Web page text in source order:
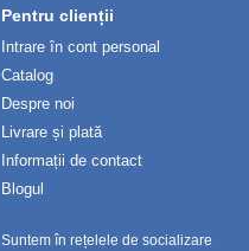
Pentru clienții
Intrare în cont personal
Catalog
Despre noi
Livrare și plată
Informații de contact
Blogul
Suntem în rețelele de socializare